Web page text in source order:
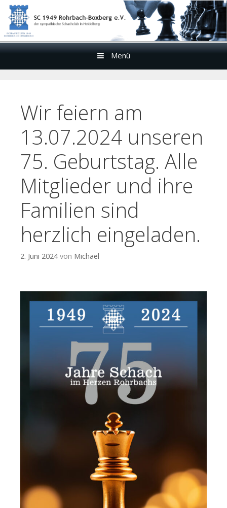
Menü
Wir feiern am
13.07.2024 unseren
75. Geburtstag. Alle
Mitglieder und ihre
Familien sind
herzlich eingeladen.
2. Juni 2024 von Michael